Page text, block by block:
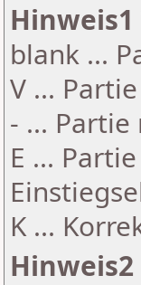
Hinweis1
blank ...
V ...
- ...
E ...
K ...
Hinweis2